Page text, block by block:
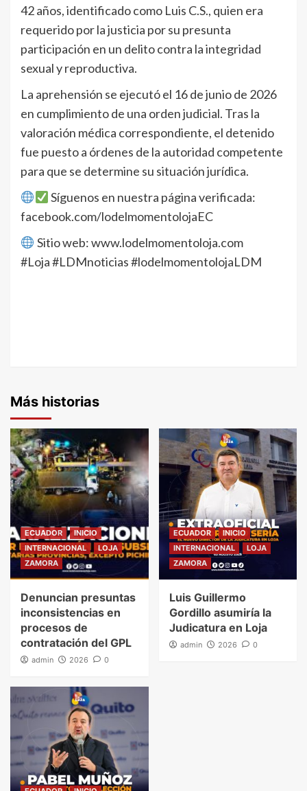
42 años, identificado como Luis C.S., quien era
requerido por la justicia por su presunta
participación en un delito contra la integridad
sexual y reproductiva.
La aprehensión se ejecutó el 16 de junio de 2026
en cumplimiento de una orden judicial. Tras la
valoración médica correspondiente, el detenido
fue puesto a órdenes de la autoridad competente
para que se determine su situación jurídica.
Síguenos en nuestra página verificada:
facebook.com/lodelmomentolojaEC
Sitio web: www.lodelmomentoloja.com
#Loja #LDMnoticias #lodelmomentolojaLDM
Más historias
ECUADOR
INICIO
INTERNACIONAL
LOJA
ZAMORA
Denuncian presuntas
inconsistencias en
procesos de
contratación del GPL
admin 2026 0
ECUADOR
INICIO
INTERNACIONAL
LOJA
ZAMORA
Luis Guillermo
Gordillo asumiría la
Judicatura en Loja
admin 2026 0